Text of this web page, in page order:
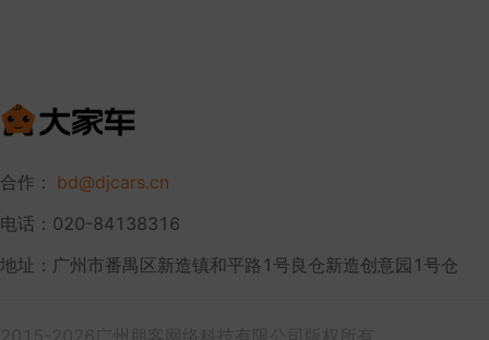
合作： bd@djcars.cn
电话：020-84138316
地址：广州市番禺区新造镇和平路1号良仓新造创意园1号仓